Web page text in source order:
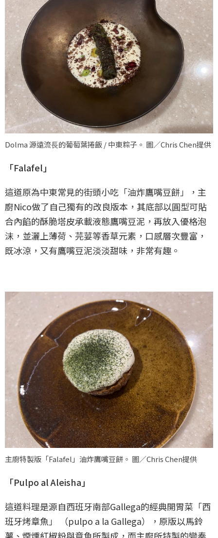
Dolma 源遠流⻑的葡萄葉捲飯 / 中東粽子。 圖／Chris Chen提供
「Falafel」
這道原為中東常見的街頭小吃「油炸鷹嘴豆餅」，主
廚Nico做了自己獨有的改良版本，其底部以圓型可貼
合內餡的酥脆塔皮承載液態鷹嘴豆泥，再放入優格泡
沫，並灑上薄荷、芫荽等香草元素，口感層次豐富，
既冰涼，又有鷹嘴豆泥淡淡甜味，非常有趣。
主廚特製版「Falafel」油炸鷹嘴豆餅。 圖／Chris Chen提供
「Pulpo al Aleisha」
這道料理是源自西班牙南部Gallega的經典開胃菜「西
班牙烤章魚」 （pulpo a la Gallega），原版以馬鈴